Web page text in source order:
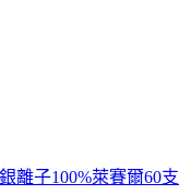
離子100%萊賽爾60支